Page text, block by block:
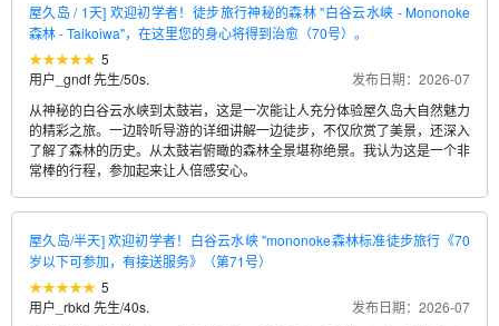
屋久岛 / 1天] 欢迎初学者！徒步旅行神秘的森林 "白谷云水峡 - Mononoke
森林 - Taikoiwa"，在这里您的身心将得到治愈（70号）。
5
用户_gndf 先生/50s.
发布日期：2026-07
从神秘的白谷云水峡到太鼓岩，这是一次能让人充分体验屋久岛大自然魅力
的精彩之旅。一边聆听导游的详细讲解一边徒步，不仅欣赏了美景，还深入
了解了森林的历史。从太鼓岩俯瞰的森林全景堪称绝景。我认为这是一个非
常棒的行程，参加起来让人倍感安心。
屋久岛/半天] 欢迎初学者！白谷云水峡 "mononoke森林标准徒步旅行《70
岁以下可参加，有接送服务》（第71号）
5
用户_rbkd 先生/40s.
发布日期：2026-07